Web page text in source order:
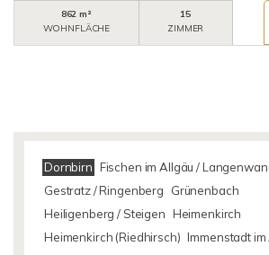
862 m²
WOHNFLÄCHE
15
ZIMMER
Dornbirn Fischen im Allgäu /
Gestratz / Ringenberg
Grünenbach
Heiligenberg / Steigen Heimenkirch
Heimenkirch (Riedhirsch) Immenstadt im